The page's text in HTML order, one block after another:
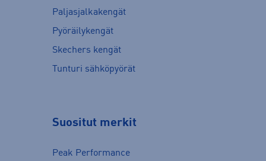
Paljasjalkakengät
Pyöräilykengät
Skechers kengät
Tunturi sähköpyörät
Suositut merkit
Peak Performance